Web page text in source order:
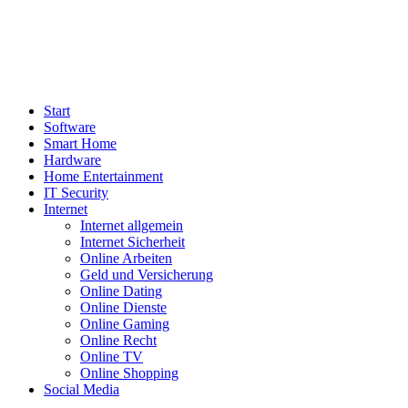
Start
Software
Smart Home
Hardware
Home Entertainment
IT Security
Internet
Internet allgemein
Internet Sicherheit
Online Arbeiten
Geld und Versicherung
Online Dating
Online Dienste
Online Gaming
Online Recht
Online TV
Online Shopping
Social Media